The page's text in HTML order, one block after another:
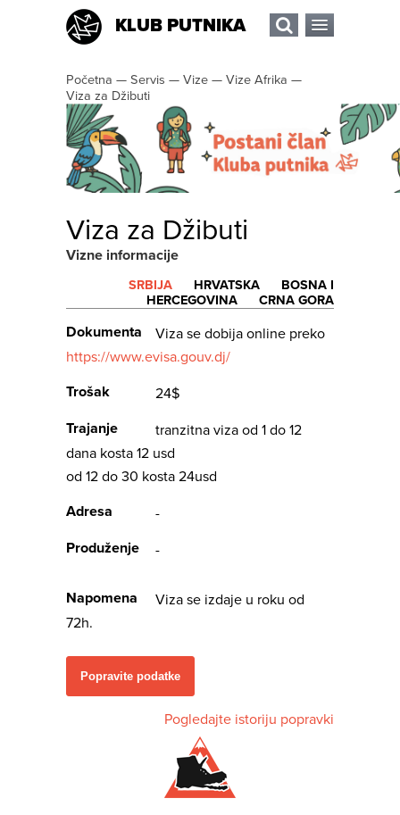
KLUB PUTNIKA
Početna — Servis — Vize — Vize Afrika —
Viza za Džibuti
Viza za Džibuti
Vizne informacije
SRBIJA HRVATSKA
BOSNA I
HERCEGOVINA
CRNA GORA
Dokumenta
Viza se dobija online preko
https://www.evisa.gouv.dj/
Trošak
24$
Trajanje
tranzitna viza od 1 do 12
dana kosta 12 usd
od 12 do 30 kosta 24usd
Adresa
-
Produženje
-
Napomena
Viza se izdaje u roku od
72h.
Popravite podatke
Pogledajte istoriju popravki